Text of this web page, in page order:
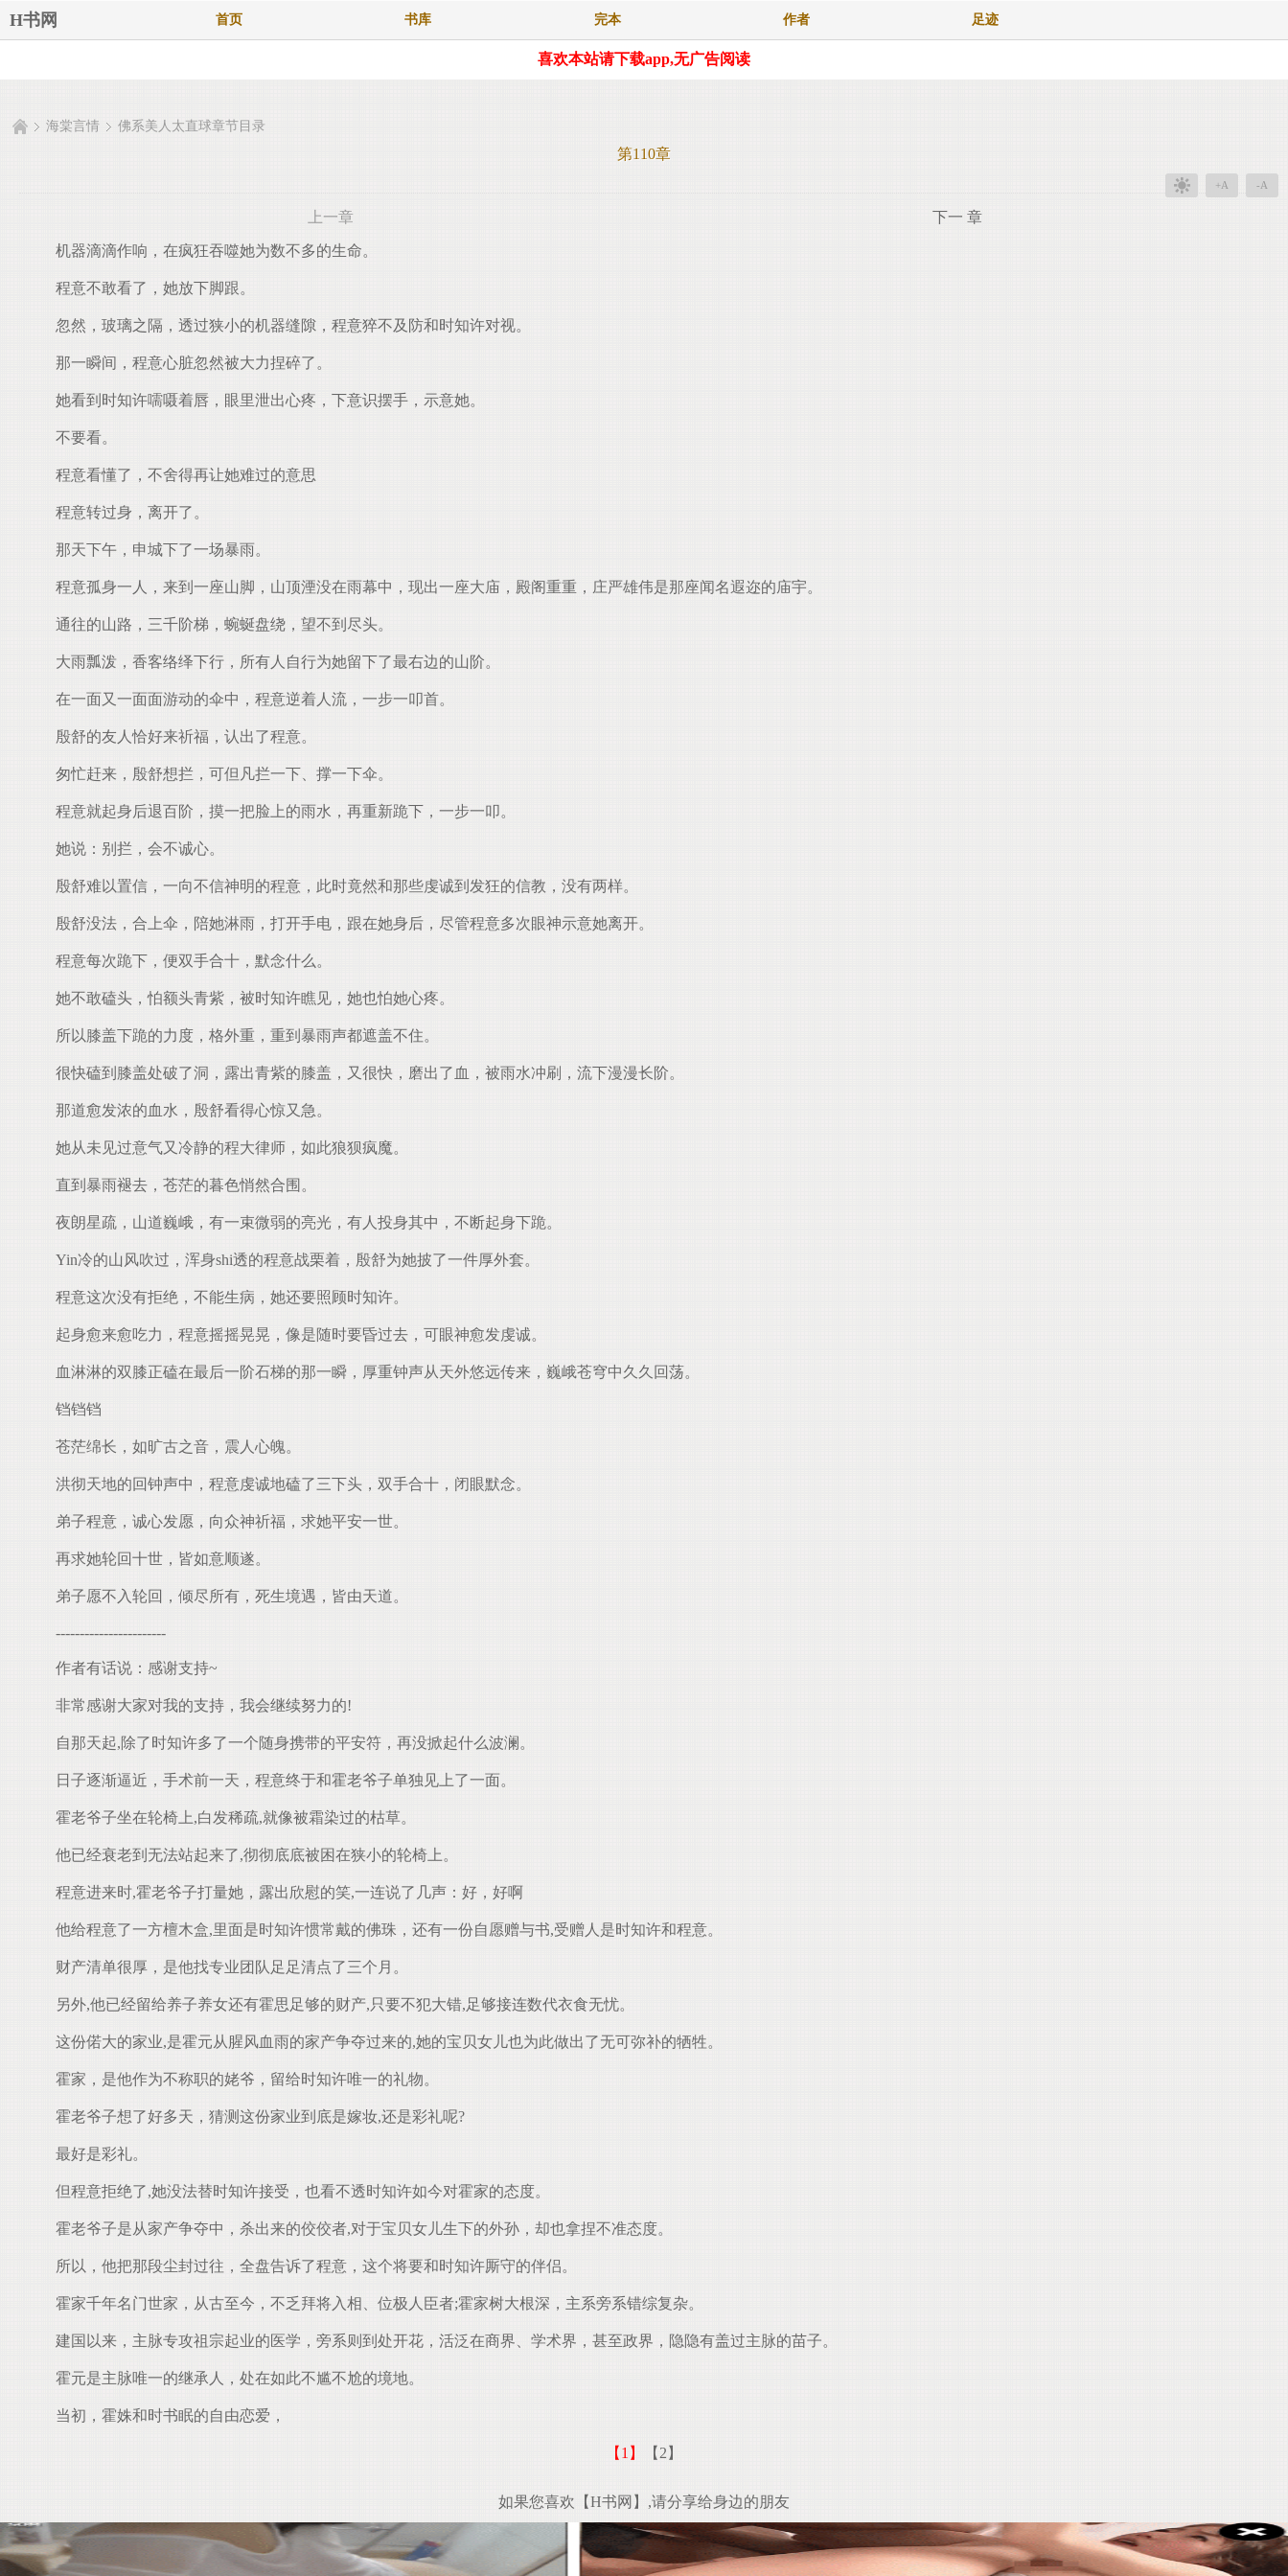
H书网 首页 书库 完本 作者 足迹
喜欢本站请下载app,无广告阅读
海棠言情 佛系美人太直球章节目录
第110章
+A -A
上一章 下一 章
机器滴滴作响，在疯狂吞噬她为数不多的生命。
程意不敢看了，她放下脚跟。
忽然，玻璃之隔，透过狭小的机器缝隙，程意猝不及防和时知许对视。
那一瞬间，程意心脏忽然被大力捏碎了。
她看到时知许嚅嗫着唇，眼里泄出心疼，下意识摆手，示意她。
不要看。
程意看懂了，不舍得再让她难过的意思
程意转过身，离开了。
那天下午，申城下了一场暴雨。
程意孤身一人，来到一座山脚，山顶湮没在雨幕中，现出一座大庙，殿阁重重，庄严雄伟是那座闻名遐迩的庙宇。
通往的山路，三千阶梯，蜿蜒盘绕，望不到尽头。
大雨瓢泼，香客络绎下行，所有人自行为她留下了最右边的山阶。
在一面又一面面游动的伞中，程意逆着人流，一步一叩首。
殷舒的友人恰好来祈福，认出了程意。
匆忙赶来，殷舒想拦，可但凡拦一下、撑一下伞。
程意就起身后退百阶，摸一把脸上的雨水，再重新跪下，一步一叩。
她说：别拦，会不诚心。
殷舒难以置信，一向不信神明的程意，此时竟然和那些虔诚到发狂的信教，没有两样。
殷舒没法，合上伞，陪她淋雨，打开手电，跟在她身后，尽管程意多次眼神示意她离开。
程意每次跪下，便双手合十，默念什么。
她不敢磕头，怕额头青紫，被时知许瞧见，她也怕她心疼。
所以膝盖下跪的力度，格外重，重到暴雨声都遮盖不住。
很快磕到膝盖处破了洞，露出青紫的膝盖，又很快，磨出了血，被雨水冲刷，流下漫漫长阶。
那道愈发浓的血水，殷舒看得心惊又急。
她从未见过意气又冷静的程大律师，如此狼狈疯魔。
直到暴雨褪去，苍茫的暮色悄然合围。
夜朗星疏，山道巍峨，有一束微弱的亮光，有人投身其中，不断起身下跪。
Yin冷的山风吹过，浑身shi透的程意战栗着，殷舒为她披了一件厚外套。
程意这次没有拒绝，不能生病，她还要照顾时知许。
起身愈来愈吃力，程意摇摇晃晃，像是随时要昏过去，可眼神愈发虔诚。
血淋淋的双膝正磕在最后一阶石梯的那一瞬，厚重钟声从天外悠远传来，巍峨苍穹中久久回荡。
铛铛铛
苍茫绵长，如旷古之音，震人心魄。
洪彻天地的回钟声中，程意虔诚地磕了三下头，双手合十，闭眼默念。
弟子程意，诚心发愿，向众神祈福，求她平安一世。
再求她轮回十世，皆如意顺遂。
弟子愿不入轮回，倾尽所有，死生境遇，皆由天道。
-----------------------
作者有话说：感谢支持~
非常感谢大家对我的支持，我会继续努力的!
自那天起,除了时知许多了一个随身携带的平安符，再没掀起什么波澜。
日子逐渐逼近，手术前一天，程意终于和霍老爷子单独见上了一面。
霍老爷子坐在轮椅上,白发稀疏,就像被霜染过的枯草。
他已经衰老到无法站起来了,彻彻底底被困在狭小的轮椅上。
程意进来时,霍老爷子打量她，露出欣慰的笑,一连说了几声：好，好啊
他给程意了一方檀木盒,里面是时知许惯常戴的佛珠，还有一份自愿赠与书,受赠人是时知许和程意。
财产清单很厚，是他找专业团队足足清点了三个月。
另外,他已经留给养子养女还有霍思足够的财产,只要不犯大错,足够接连数代衣食无忧。
这份偌大的家业,是霍元从腥风血雨的家产争夺过来的,她的宝贝女儿也为此做出了无可弥补的牺牲。
霍家，是他作为不称职的姥爷，留给时知许唯一的礼物。
霍老爷子想了好多天，猜测这份家业到底是嫁妆,还是彩礼呢?
最好是彩礼。
但程意拒绝了,她没法替时知许接受，也看不透时知许如今对霍家的态度。
霍老爷子是从家产争夺中，杀出来的佼佼者,对于宝贝女儿生下的外孙，却也拿捏不准态度。
所以，他把那段尘封过往，全盘告诉了程意，这个将要和时知许厮守的伴侣。
霍家千年名门世家，从古至今，不乏拜将入相、位极人臣者;霍家树大根深，主系旁系错综复杂。
建国以来，主脉专攻祖宗起业的医学，旁系则到处开花，活泛在商界、学术界，甚至政界，隐隐有盖过主脉的苗子。
霍元是主脉唯一的继承人，处在如此不尴不尬的境地。
当初，霍姝和时书眠的自由恋爱，
【1】 【2】
如果您喜欢【H书网】,请分享给身边的朋友